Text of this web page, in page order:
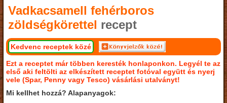
Vadkacsamell fehérboros
zöldségkörettel recept
Kedvenc receptek közé
Ezt a receptet már többen keresték honlaponkon. Legyél te az
első aki feltölti az elkészített receptet fotóval együtt és nyerj
vele (Spar, Penny vagy Tesco) vásárlási utalványt!
Mi kellhet hozzá? Alapanyagok: